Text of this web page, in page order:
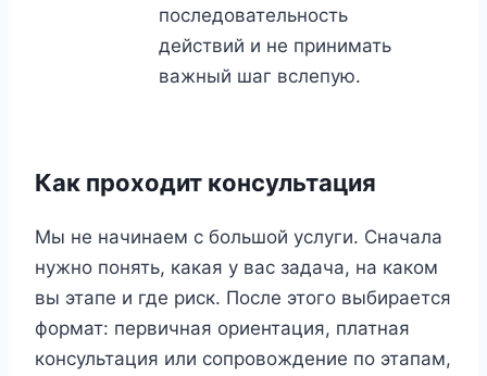
последовательность
действий и не принимать
важный шаг вслепую.
Как проходит консультация
Мы не начинаем с большой услуги. Сначала
нужно понять, какая у вас задача, на каком
вы этапе и где риск. После этого выбирается
формат: первичная ориентация, платная
консультация или сопровождение по этапам,